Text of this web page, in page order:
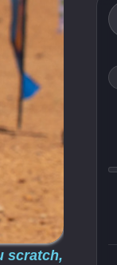
scratch,